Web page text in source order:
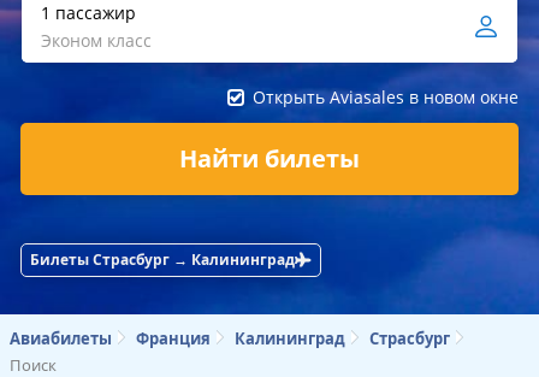
1 пассажир
Эконом класс
Открыть Aviasales в новом окне
Найти билеты
Билеты Страсбург → Калининград
Авиабилеты Франция Калининград
Страсбург
Поиск